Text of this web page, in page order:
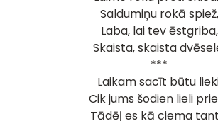
Saldumiņu rokā spiež,
Laba, lai tev ēstgriba,
Skaista, skaista
***
Laikam sacīt būtu
Cik jums šodien lieli
Tādēļ es kā ciema